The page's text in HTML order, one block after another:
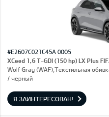
#E2607C021C45A 0005
XCeed 1,6 T-GDI (150 hp) LX Plus
Wolf Gray (WAF),Текстильная
/ черный
Я ЗАИНТЕРЕСОВАН!